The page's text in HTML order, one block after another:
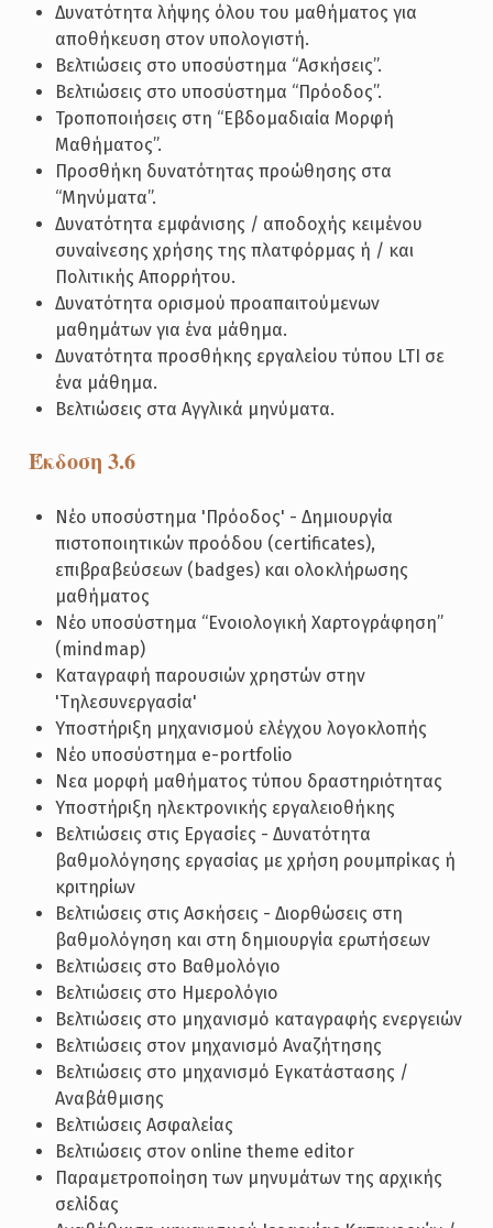
Δυνατότητα λήψης όλου του μαθήματος για
αποθήκευση στον υπολογιστή.
Βελτιώσεις στο υποσύστημα “Ασκήσεις”.
Βελτιώσεις στο υποσύστημα “Πρόοδος”.
Τροποποιήσεις στη “Εβδομαδιαία Μορφή
Μαθήματος”.
Προσθήκη δυνατότητας προώθησης στα
“Μηνύματα”.
Δυνατότητα εμφάνισης / αποδοχής κειμένου
συναίνεσης χρήσης της πλατφόρμας ή / και
Πολιτικής Απορρήτου.
Δυνατότητα ορισμού προαπαιτούμενων
μαθημάτων για ένα μάθημα.
Δυνατότητα προσθήκης εργαλείου τύπου LTI σε
ένα μάθημα.
Βελτιώσεις στα Αγγλικά μηνύματα.
Έκδοση 3.6
Νέο υποσύστημα 'Πρόοδος' - Δημιουργία
πιστοποιητικών προόδου (certificates),
επιβραβεύσεων (badges) και ολοκλήρωσης
μαθήματος
Νέο υποσύστημα “Ενοιολογική Χαρτογράφηση”
(mindmap)
Καταγραφή παρουσιών χρηστών στην
'Τηλεσυνεργασία'
Υποστήριξη μηχανισμού ελέγχου λογοκλοπής
Νέο υποσύστημα e-portfolio
Νεα μορφή μαθήματος τύπου δραστηριότητας
Υποστήριξη ηλεκτρονικής εργαλειοθήκης
Βελτιώσεις στις Εργασίες - Δυνατότητα
βαθμολόγησης εργασίας με χρήση ρουμπρίκας ή
κριτηρίων
Βελτιώσεις στις Ασκήσεις - Διορθώσεις στη
βαθμολόγηση και στη δημιουργία ερωτήσεων
Βελτιώσεις στο Βαθμολόγιο
Βελτιώσεις στο Ημερολόγιο
Βελτιώσεις στο μηχανισμό καταγραφής ενεργειών
Βελτιώσεις στον μηχανισμό Αναζήτησης
Βελτιώσεις στο μηχανισμό Εγκατάστασης /
Αναβάθμισης
Βελτιώσεις Ασφαλείας
Βελτιώσεις στον online theme editor
Παραμετροποίηση των μηνυμάτων της αρχικής
σελίδας